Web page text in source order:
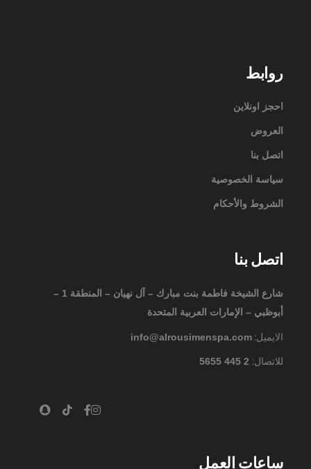
روابط
احجز اونلاين
العروض
اتصل بنا
سياسة الخصوصية
الشروط والأحكام
اتصل بنا
شارع الشيخة فاطمة بنت مبارك – آل نهيان – المنطقة 1 –
أبوظبي – الإمارات العربية المتحدة
الايميل:info@alrousimenspa.com
للاتصال:
ساعات العمل